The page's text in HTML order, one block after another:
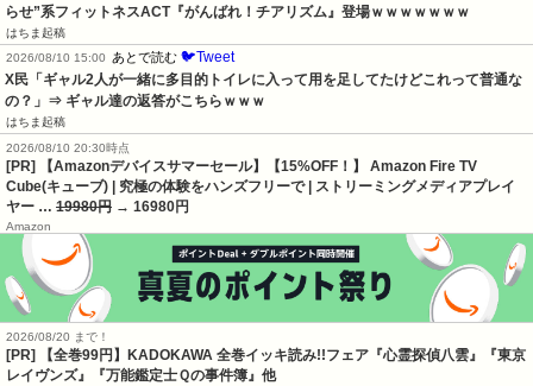
らせ”系フィットネスACT『がんばれ！チアリズム』登場ｗｗｗｗｗｗｗ
はちま起稿
2026/08/10 15:00
あとで読む 🐦Tweet
X民「ギャル2人が一緒に多目的トイレに入って用を足してたけどこれって普通な
の？」⇒ ギャル達の返答がこちらｗｗｗ
はちま起稿
2026/08/10 20:30時点
[PR] 【Amazonデバイスサマーセール】【15%OFF！】 Amazon Fire TV
Cube(キューブ) | 究極の体験をハンズフリーで | ストリーミングメディアプレイ
ヤー … 19980円 → 16980円
Amazon
2026/08/20 まで！
[PR]
【全巻99円】KADOKAWA 全巻イッキ読み!!フェア『心霊探偵八雲』『東京
レイヴンズ』『万能鑑定士Ｑの事件簿』他